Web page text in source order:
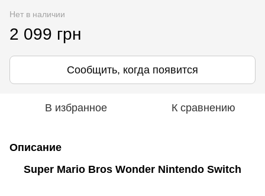
Нет в наличии
2 099 грн
Сообщить, когда появится
В избранное К сравнению
Описание
Super Mario Bros Wonder Nintendo Switch